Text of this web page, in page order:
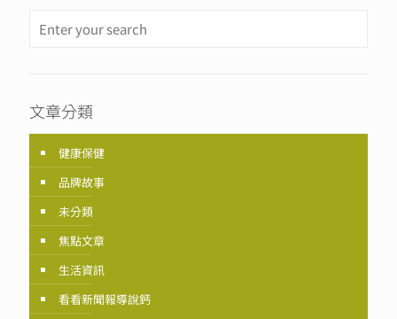
文章分類
健康保健
品牌故事
未分類
焦點文章
生活資訊
看看新聞報導說鈣